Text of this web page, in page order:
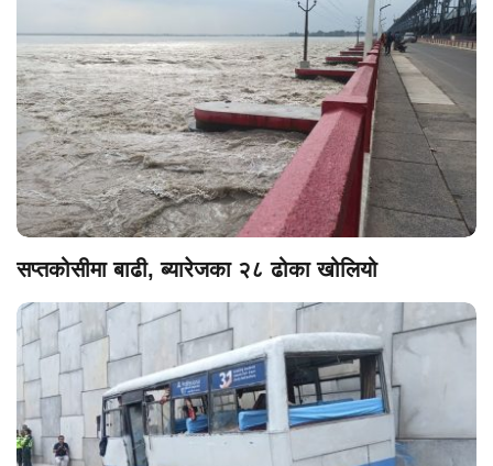
सप्तकोसीमा बाढी, ब्यारेजका २८ ढोका खोलियो